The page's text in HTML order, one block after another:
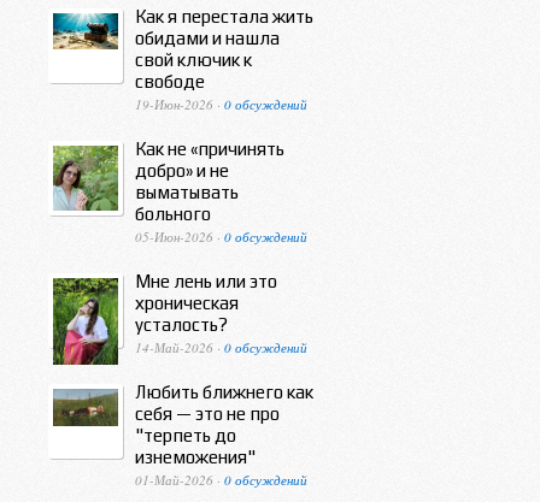
Как я перестала жить
обидами и нашла
свой ключик к
свободе
19-Июн-2026 · 0 обсуждений
Как не «причинять
добро» и не
выматывать
больного
05-Июн-2026 · 0 обсуждений
Мне лень или это
хроническая
усталость?
14-Май-2026 · 0 обсуждений
Любить ближнего как
себя — это не про
"терпеть до
изнеможения"
01-Май-2026 · 0 обсуждений